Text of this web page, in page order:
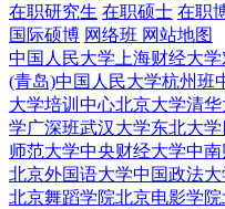
在职研究生 在职硕士 在职
国际硕博 网络班 网站地图
中国人民大学 上海财经大学
(青岛)中国人民大学杭州班
大学培训中心北京大学清华
学广深班武汉大学东北大学
师范大学中央财经大学中南
北京外国语大学中国政法大
北京舞蹈学院北京电影学院